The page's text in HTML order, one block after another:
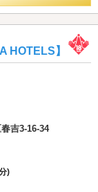
HOTELS】
うち4
吉3-16-34
)